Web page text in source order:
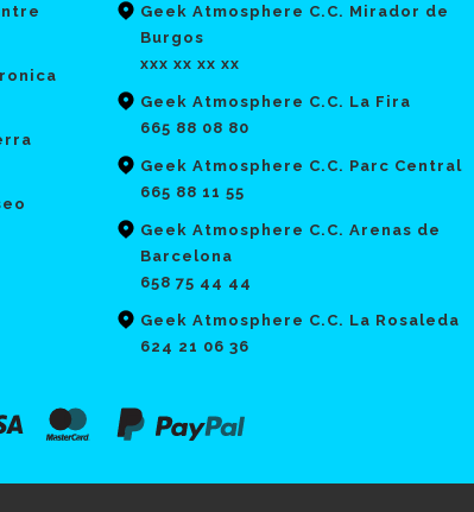
Geek Atmosphere C.C. Mirador de
Burgos
xxx xx xx xx
Geek Atmosphere C.C. La Fira
665 88 08 80
Geek Atmosphere C.C. Parc Central
665 88 11 55
Geek Atmosphere C.C. Arenas de
Barcelona
658 75 44 44
Geek Atmosphere C.C. La Rosaleda
624 21 06 36